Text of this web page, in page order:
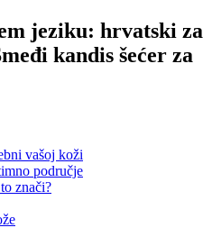
jeziku: hrvatski za
kandis šećer za
vašoj koži
područje
znači?